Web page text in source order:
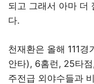
되고 그래서 아마 더
다.
천재환은 올해 111
안타), 6홈런, 25타
주전급 외야수들과